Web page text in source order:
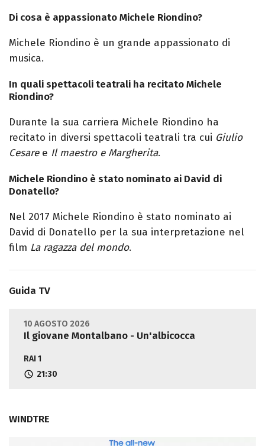
Di cosa è appassionato Michele Riondino?
Michele Riondino è un grande appassionato di
musica.
In quali spettacoli teatrali ha recitato Michele
Riondino?
Durante la sua carriera Michele Riondino ha
recitato in diversi spettacoli teatrali tra cui Giulio
Cesaree Il maestro e Margherita.
Michele Riondino è stato nominato ai David di
Donatello?
Nel 2017 Michele Riondino è stato nominato ai
David di Donatello per la sua interpretazione nel
film La ragazza del mondo.
Guida TV
10 AGOSTO 2026
Il giovane Montalbano - Un'albicocca
RAI 1
21:30
WINDTRE